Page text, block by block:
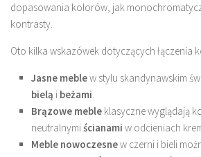
dopasowania kolorów, jak
kontrasty.
Oto kilka wskazówek dotyczących łączenia
Jasne meblew stylu skandynawskim
bielą i beżami.
Brązowe meble klasyczne wyglądają
neutralnymiścianami w odcieniach
Meble nowoczesnew czerni i bieli